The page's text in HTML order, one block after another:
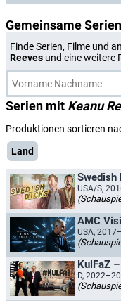
Gemeinsame
Finde Serien, Filme und
Reeves und eine weitere
Serien mit Keanu
Produktionen sortieren
Land
Swedish
USA/S,
USA,
KulFaZ
D,